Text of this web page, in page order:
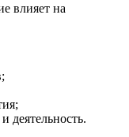
влияет на
деятельность.